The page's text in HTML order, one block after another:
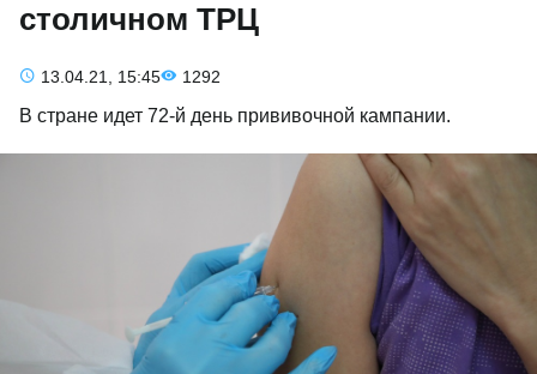
столичном ТРЦ
13.04.21, 15:45 1292
В стране идет 72-й день прививочной кампании.